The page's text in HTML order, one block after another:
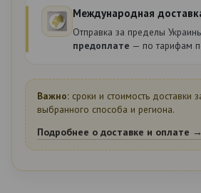
Международная
Отправка за пределы
предоплате — по тарифам
Важно: сроки и стоимость доставки
выбранного способа и региона.
Подробнее о доставке и оплате →